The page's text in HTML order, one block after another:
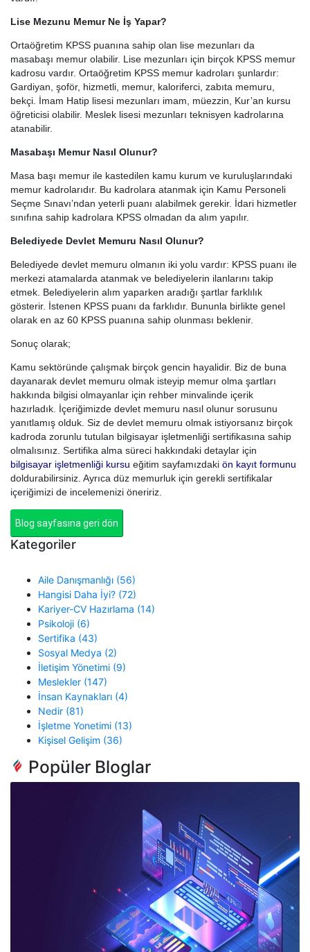
Lise Mezunu Memur Ne İş Yapar?
Ortaöğretim KPSS puanına sahip olan lise mezunları da
masabaşı memur olabilir. Lise mezunları için birçok KPSS memur
kadrosu vardır. Ortaöğretim KPSS memur kadroları şunlardır:
Gardiyan, şoför, hizmetli, memur, kaloriferci, zabıta memuru,
bekçi. İmam Hatip lisesi mezunları imam, müezzin, Kur’an kursu
öğreticisi olabilir. Meslek lisesi mezunları teknisyen kadrolarına
atanabilir.
Masabaşı Memur Nasıl Olunur?
Masa başı memur ile kastedilen kamu kurum ve kuruluşlarındaki
memur kadrolarıdır. Bu kadrolara atanmak için Kamu Personeli
Seçme Sınavı’ndan yeterli puanı alabilmek gerekir. İdari hizmetler
sınıfına sahip kadrolara KPSS olmadan da alım yapılır.
Belediyede Devlet Memuru Nasıl Olunur?
Belediyede devlet memuru olmanın iki yolu vardır: KPSS puanı ile
merkezi atamalarda atanmak ve belediyelerin ilanlarını takip
etmek. Belediyelerin alım yaparken aradığı şartlar farklılık
gösterir. İstenen KPSS puanı da farklıdır. Bununla birlikte genel
olarak en az 60 KPSS puanına sahip olunması beklenir.
Sonuç olarak;
Kamu sektöründe çalışmak birçok gencin hayalidir. Biz de buna
dayanarak devlet memuru olmak isteyip memur olma şartları
hakkında bilgisi olmayanlar için rehber minvalinde içerik
hazırladık. İçeriğimizde devlet memuru nasıl olunur sorusunu
yanıtlamış olduk. Siz de devlet memuru olmak istiyorsanız birçok
kadroda zorunlu tutulan bilgisayar işletmenliği sertifikasına sahip
olmalısınız. Sertifika alma süreci hakkındaki detaylar için
bilgisayar işletmenliği kursu eğitim sayfamızdaki ön kayıt formunu
doldurabilirsiniz. Ayrıca düz memurluk için gerekli sertifikalar
içeriğimizi de incelemenizi öneririz.
Blog sayfasına geri dön
Kategoriler
Aile Danışmanlığı (56)
Hangisi Daha İyi? (72)
Kariyer-CV Hazırlama (14)
Psikoloji (6)
Sertifika (43)
Sosyal Medya (2)
İletişim Yönetimi (9)
Meslekler (147)
İnsan Kaynakları (4)
Nedir (81)
İşletme Yonetimi (13)
Kişisel Gelişim (36)
Popüler Bloglar